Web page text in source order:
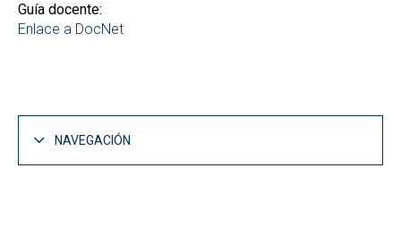
Guía docente:
Enlace a DocNet
NAVEGACIÓN